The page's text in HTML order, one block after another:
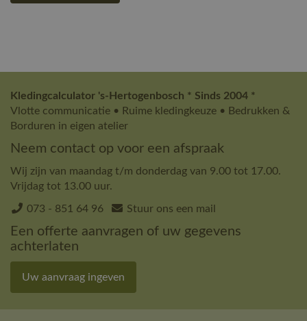
Kledingcalculator 's-Hertogenbosch * Sinds 2004 *
Vlotte communicatie • Ruime kledingkeuze • Bedrukken &
Borduren in eigen atelier
Neem contact op voor een afspraak
Wij zijn van maandag t/m donderdag van 9.00 tot 17.00.
Vrijdag tot 13.00 uur.
073 - 851 64 96 Stuur ons een mail
Een offerte aanvragen of uw gegevens
achterlaten
Uw aanvraag ingeven